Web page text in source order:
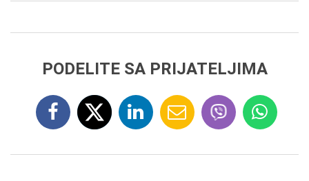
PODELITE SA PRIJATELJIMA